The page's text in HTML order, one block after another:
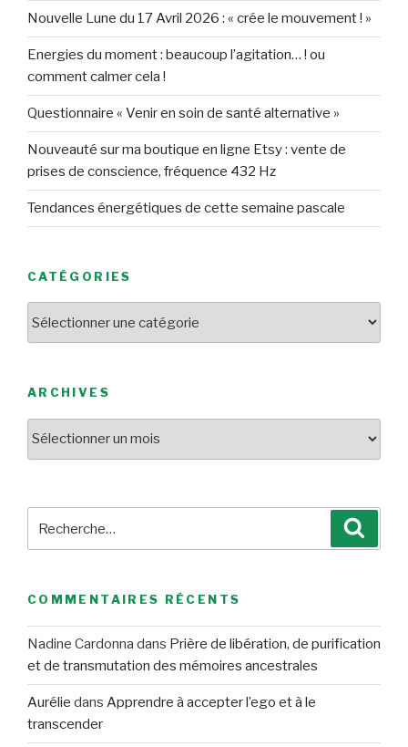
Nouvelle Lune du 17 Avril 2026 : « crée le mouvement ! »
Energies du moment : beaucoup l’agitation… ! ou
comment calmer cela !
Questionnaire « Venir en soin de santé alternative »
Nouveauté sur ma boutique en ligne Etsy : vente de
prises de conscience, fréquence 432 Hz
Tendances énergétiques de cette semaine pascale
CATÉGORIES
ARCHIVES
pour
COMMENTAIRES RÉCENTS
Nadine Cardonna dans Prière de libération, de purification
et de transmutation des mémoires ancestrales
Aurélie dans Apprendre à accepter l’ego et à le
transcender